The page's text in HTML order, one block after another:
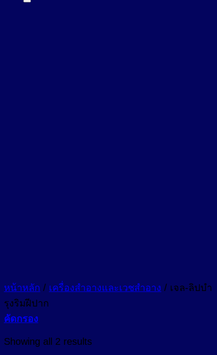
หน้าหลัก / เครื่องสำอางและเวชสำอาง / เจล-ลิปบำ
รุงริมฝีปาก
คัดกรอง
Showing all 2 results